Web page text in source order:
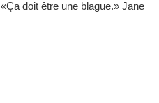
«Ça doit être une blague.» Jane